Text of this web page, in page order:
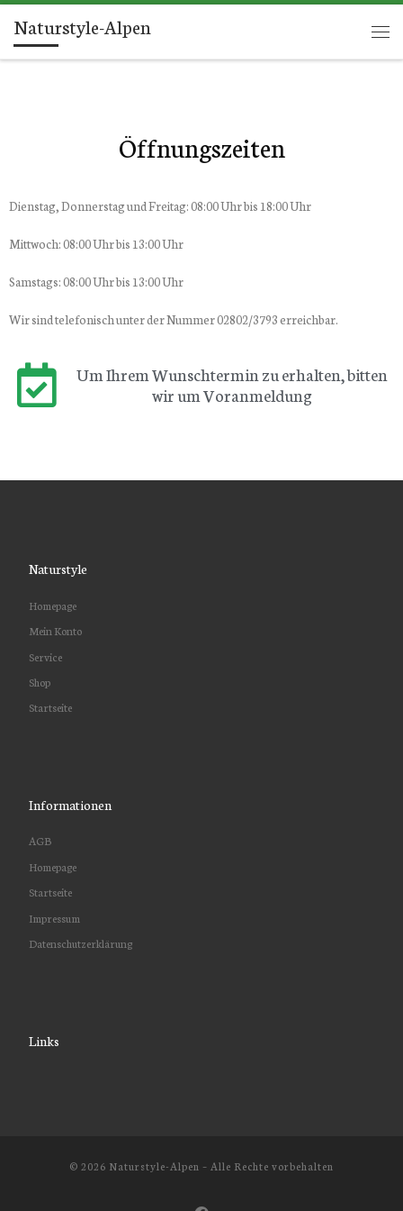
Zum Inhalt springen
Naturstyle-Alpen
Öffnungszeiten
Dienstag, Donnerstag und Freitag: 08:00 Uhr bis 18:00 Uhr
Mittwoch: 08:00 Uhr bis 13:00 Uhr
Samstags: 08:00 Uhr bis 13:00 Uhr
Wir sind telefonisch unter der Nummer 02802/3793 erreichbar.
Um Ihrem Wunschtermin zu erhalten, bitten
wir um Voranmeldung
Naturstyle
Homepage
Mein Konto
Service
Shop
Startseite
Informationen
AGB
Homepage
Startseite
Impressum
Datenschutzerklärung
Links
© 2026 Naturstyle-Alpen – Alle Rechte vorbehalten